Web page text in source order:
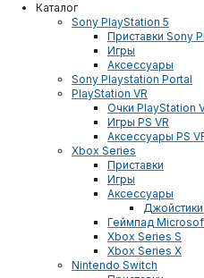
Каталог
Sony PlayStation 5
Приставки Sony
Игры
Аксессуары
Sony Playstation Portal
PlayStation VR
Очки PlayStation
Игры PS VR
Аксессуары PS
Xbox Series
Приставки
Игры
Аксессуары
Геймпад
Xbox Series S
Xbox Series X
Nintendo Switch